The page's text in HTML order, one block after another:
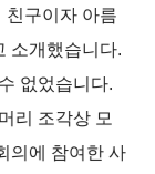
친구이자 아름
소개했습니다.
없었습니다.
리 조각상 모
의에 참여한 사